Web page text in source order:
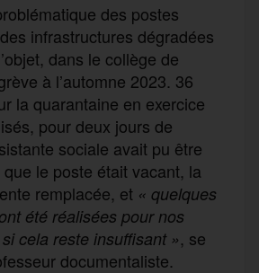
des postes
infrastructures dégradées
dans le collège de
à l’automne 2023. 36
la quarantaine en exercice
pour deux jours de
sociale avait pu être
le poste était vacant, la
remplacée, et « quelques
été réalisées pour nos
cela reste insuffisant », se
documentaliste.